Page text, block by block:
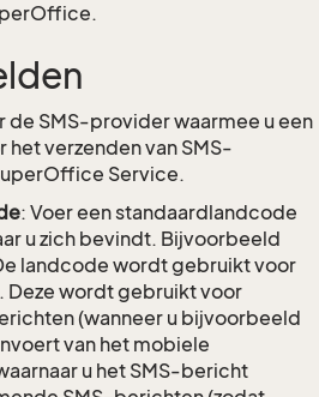
de SMS-provider waarmee u een
verzenden van SMS-
Service.
: Voer een standaardlandcode
u zich bevindt. Bijvoorbeeld
landcode wordt gebruikt voor
Deze wordt gebruikt voor
(wanneer u bijvoorbeeld
van het mobiele
u het SMS-bericht